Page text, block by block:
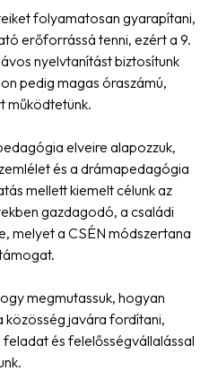
folyamatosan gyarapítani,
erőforrássá tenni, ezért a 9.
nyelvtanítást biztosítunk
pedig magas óraszámú,
működtetünk.
elveire alapozzuk,
és a drámapedagógia
mellett kiemelt célunk az
gazdagodó, a családi
melyet a CSÉN módszertana
megmutassuk, hogyan
közösség javára fordítani,
és felelősségvállalással